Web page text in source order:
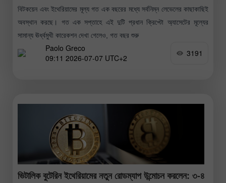
বিটকয়েন এবং ইথেরিয়ামের মূল্য গত এক বছরের মধ্যে সর্বনিম্ন লেভেলের কাছাকাছিই
অবস্থান করছে। গত এক সপ্তাহে এই দুটি প্রধান ক্রিপ্টো অ্যাসেটের মূল্যের
সামান্য ঊর্ধ্বমুখী কারেকশন দেখা গেলেও, গত বছর শুরু
Paolo Greco
09:11 2026-07-07 UTC+2
3191
ভিটালিক বুটেরিন ইথেরিয়ামের নতুন রোডম্যাপ উন্মোচন করলেন: ৩-৪